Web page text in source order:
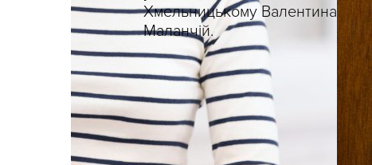
Хмельницькому Валентина
Маланчій.